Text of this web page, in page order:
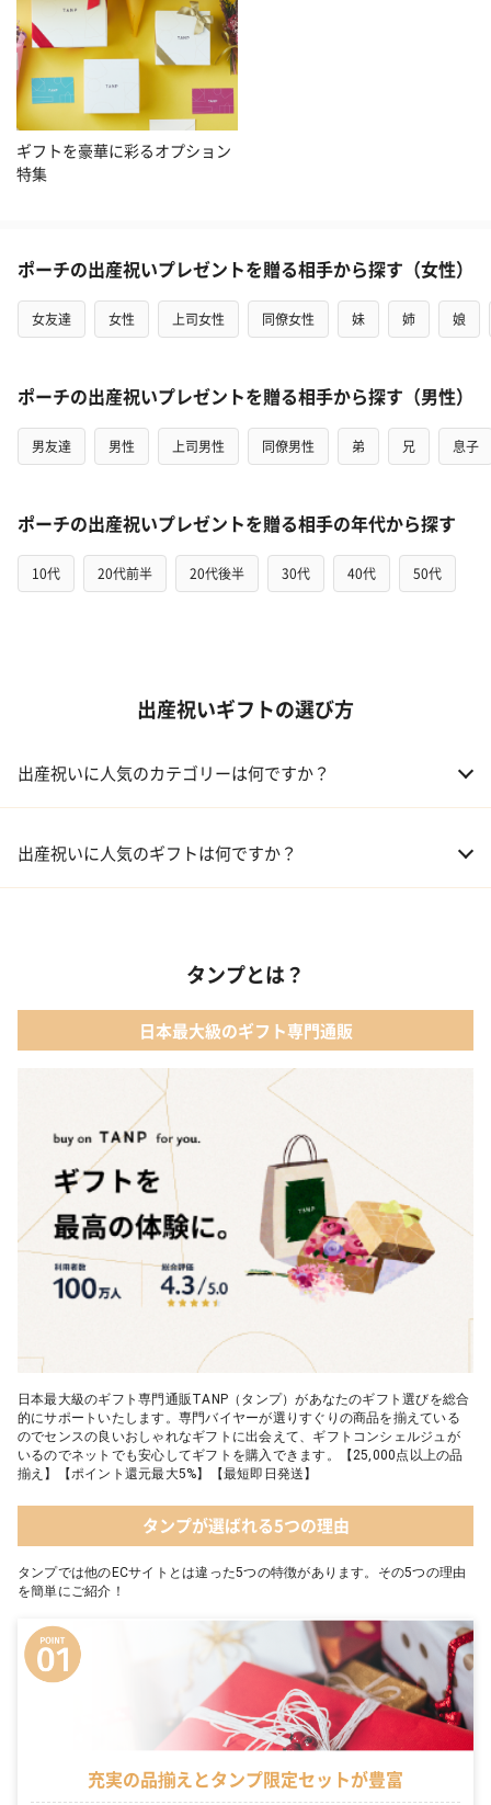
ギフトを豪華に彩るオプション
特集
ポーチの出産祝いプレゼントを贈る相手から探す（女性）
女友達 女性 上司女性 同僚女性 妹 姉 娘
ポーチの出産祝いプレゼントを贈る相手から探す（男性）
男友達 男性 上司男性 同僚男性 弟 兄 息子
ポーチの出産祝いプレゼントを贈る相手の年代から探す
10代 20代前半 20代後半 30代 40代 50代
出産祝いギフトの選び方
出産祝いに人気のカテゴリーは何ですか？
02 ベビー寝具・家具
04 ベビー・キッズファッション
06 タオル
出産祝いに人気のギフトは何ですか？
02 【名入れギフト】音いっぱい積み木｜エド・インター
03 ママズケア セレクトボックス｜モディッシュ
04 フレイバーおむつケーキ｜AIRIM baby（アイリムベビー）
05 Chouette フード付きバスタオル&ハンカチセット｜コンテッ
タンプとは？
日本最大級のギフト専門通販
日本最大級のギフト専門通販TANP（タンプ）があなたのギフト選びを総合
的にサポートいたします。専門バイヤーが選りすぐりの商品を揃えている
のでセンスの良いおしゃれなギフトに出会えて、ギフトコンシェルジュが
いるのでネットでも安心してギフトを購入できます。【25,000点以上の品
揃え】【ポイント還元最大5%】【最短即日発送】
タンプが選ばれる5つの理由
タンプでは他のECサイトとは違った5つの特徴があります。その5つの理由
を簡単にご紹介！
充実の品揃えとタンプ限定セットが豊富